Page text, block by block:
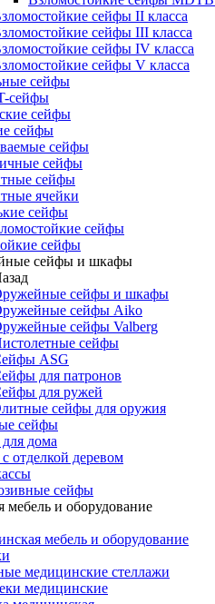
сейфы II класса
сейфы III класса
сейфы IV класса
сейфы V класса
сейфы
сейфы
сейфы
сейфы
сейфы
сейфы
сейфы
ячейки
сейфы
сейфы
сейфы
сейфы и шкафы
сейфы и шкафы
сейфы Aiko
сейфы Valberg
сейфы
ASG
для патронов
для ружей
сейфы для оружия
сейфы
дома
отделкой деревом
сейфы
мебель и оборудование
мебель и оборудование
медицинские стеллажи
медицинские